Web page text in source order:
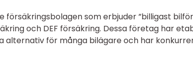
försäkringsbolagen som erbjuder ”billigast
och DEF försäkring. Dessa företag har
alternativ för många bilägare och har